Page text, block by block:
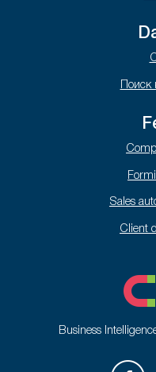
Sales
Client
Business